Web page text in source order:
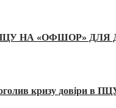
НА «ОФШОР» ДЛЯ
кризу довіри в